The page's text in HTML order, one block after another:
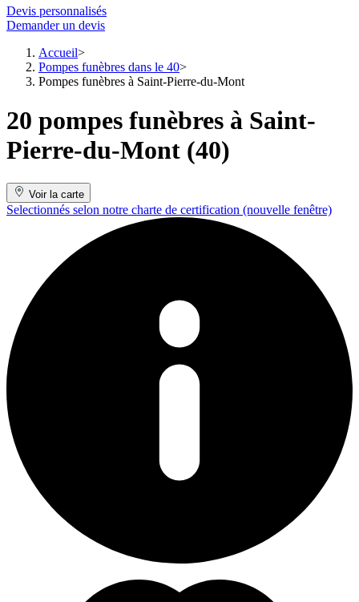
Devis personnalisés
Demander un devis
Accueil
Pompes funèbres dans le 40
Pompes funèbres à Saint-Pierre-du-Mont
20 pompes funèbres à Saint-
Pierre-du-Mont (40)
Voir la carte
Selectionnés selon notre charte de certification (nouvelle fenêtre)